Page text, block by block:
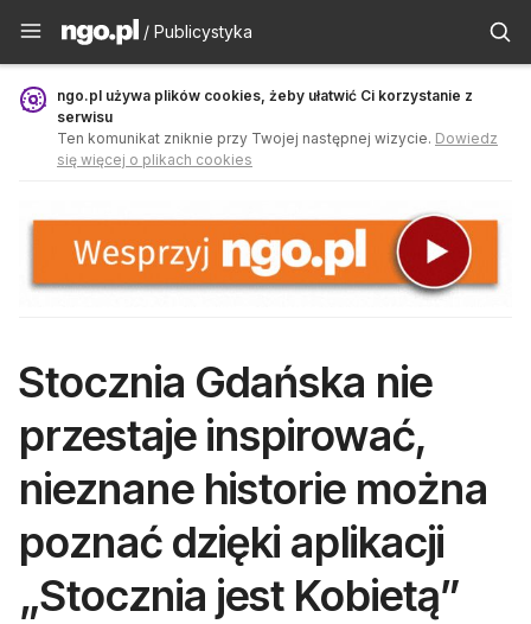
Publicystyka - ngo.pl
/ Publicystyka
ngo.pl używa plików cookies, żeby ułatwić Ci korzystanie z
serwisu
Ten komunikat zniknie przy Twojej następnej wizycie. Dowiedz
się więcej o plikach cookies
Stocznia Gdańska nie
przestaje inspirować,
nieznane historie można
poznać dzięki aplikacji
„Stocznia jest Kobietą”